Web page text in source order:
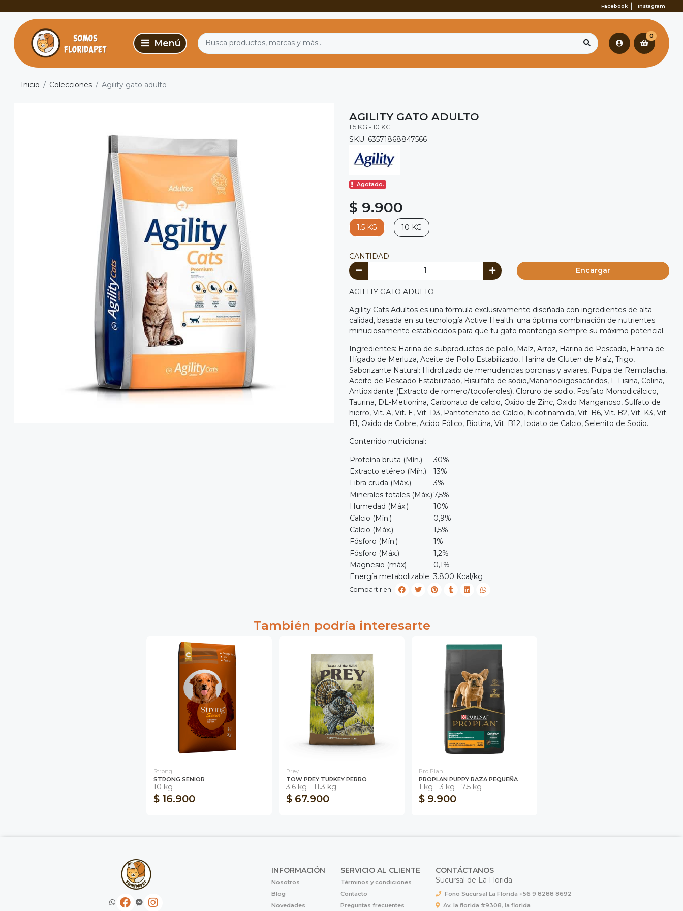
Facebook Instagram
0
Inicio Colecciones Agility gato adulto
AGILITY GATO ADULTO
1.5 KG - 10 KG
SKU: 63571868847566
Agotado.
$ 9.900
1.5 KG 10 KG
CANTIDAD
Encargar
AGILITY GATO ADULTO
Agility Cats Adultos es una fórmula exclusivamente diseñada con ingredientes de alta
calidad, basada en su tecnología Active Health: una óptima combinación de nutrientes
minuciosamente establecidos para que tu gato mantenga siempre su máximo potencial.
Ingredientes: Harina de subproductos de pollo, Maíz, Arroz, Harina de Pescado, Harina de
Hígado de Merluza, Aceite de Pollo Estabilizado, Harina de Gluten de Maíz, Trigo,
Saborizante Natural: Hidrolizado de menudencias porcinas y aviares, Pulpa de Remolacha,
Aceite de Pescado Estabilizado, Bisulfato de sodio,Mananooligosacáridos, L-Lisina, Colina,
Antioxidante (Extracto de romero/tocoferoles), Cloruro de sodio, Fosfato Monodicálcico,
Taurina, DL-Metionina, Carbonato de calcio, Oxido de Zinc, Oxido Manganoso, Sulfato de
hierro, Vit. A, Vit. E, Vit. D3, Pantotenato de Calcio, Nicotinamida, Vit. B6, Vit. B2, Vit. K3, Vit.
B1, Oxido de Cobre, Acido Fólico, Biotina, Vit. B12, Iodato de Calcio, Selenito de Sodio.
Contenido nutricional:
Proteína bruta (Mín.)
30%
Extracto etéreo (Mín.)
13%
Fibra cruda (Máx.)
3%
Minerales totales (Máx.) 7,5%
Humedad (Máx.)
10%
Calcio (Mín.)
0,9%
Calcio (Máx.)
1,5%
Fósforo (Mín.)
1%
Fósforo (Máx.)
1,2%
Magnesio (máx)
0,1%
Energía metabolizable 3.800 Kcal/kg
Compartir en:
También podría interesarte
Strong
STRONG SENIOR
10 kg
$ 16.900
Prey
TOW PREY TURKEY PERRO
3.6 kg - 11.3 kg
$ 67.900
Pro Plan
PROPLAN PUPPY RAZA PEQUEÑA
1 kg - 3 kg - 7.5 kg
$ 9.900
INFORMACIÓN
Nosotros
Blog
Novedades
SERVICIO AL CLIENTE
Términos y condiciones
Contacto
Preguntas frecuentes
CONTÁCTANOS
Sucursal de La Florida
Fono Sucursal La Florida +56 9 8288 8692
Av. la florida #9308, la florida